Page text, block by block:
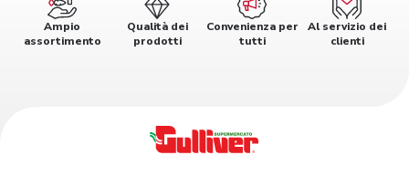
Ampio
assortimento
Qualità dei
prodotti
Convenienza per
tutti
Al servizio dei
clienti